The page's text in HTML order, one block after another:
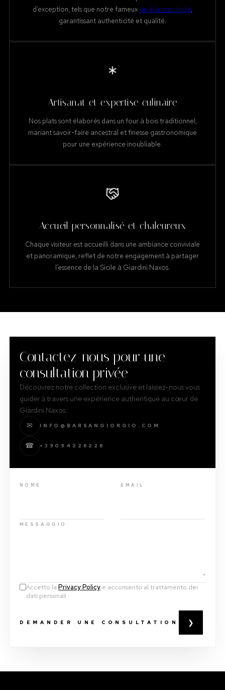
d’exception, tels que notre fameuxvin à la mandorla,
garantissant authenticité et qualité.
Artisanat et expertise culinaire
Nos plats sont élaborés dans un four à bois traditionnel,
mariant savoir-faire ancestral et finesse gastronomique
pour une expérience inoubliable.
Accueil personnalisé et chaleureux
Chaque visiteur est accueilli dans une ambiance conviviale
et panoramique, reflet de notre engagement à partager
l’essence de la Sicile à Giardini Naxos.
Contactez-nous pour une
consultation privée
Découvrez notre collection exclusive et laissez-nous vous
guider à travers une expérience authentique au cœur de
Giardini Naxos.
✉ INFO@BARSANGIORGIO.COM
☎ +39094228228
NOME EMAIL
MESSAGGIO
Accetto la Privacy Policye acconsento al trattamento dei
dati personali.
DEMANDER UNE CONSULTATION ❯